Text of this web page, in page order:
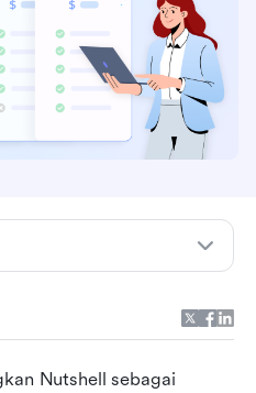
Nutshell sebagai
Jualan Nutshell
kos tambahan
memilih Nutshell